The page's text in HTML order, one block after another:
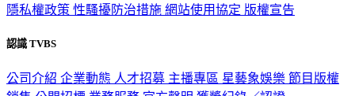
隱私權政策 性騷擾防治措施 網站使用協定 版權宣告
認識 TVBS
公司介紹 企業動態 人才招募 主播專區 星藝象娛樂 節目版權